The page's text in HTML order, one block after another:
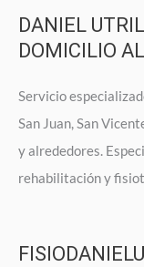
DANIEL
DOMICILIO
Servicio
San Juan, San
y alrededores.
rehabilitación y